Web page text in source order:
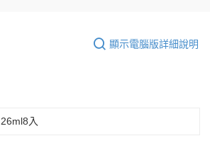
顯示電腦版詳細說明
26ml8入